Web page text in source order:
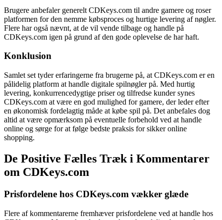
Brugere anbefaler generelt CDKeys.com til andre gamere og roser
platformen for den nemme købsproces og hurtige levering af nøgler.
Flere har også nævnt, at de vil vende tilbage og handle på
CDKeys.com igen på grund af den gode oplevelse de har haft.
Konklusion
Samlet set tyder erfaringerne fra brugerne på, at CDKeys.com er en
pålidelig platform at handle digitale spilnøgler på. Med hurtig
levering, konkurrencedygtige priser og tilfredse kunder synes
CDKeys.com at være en god mulighed for gamere, der leder efter
en økonomisk fordelagtig måde at købe spil på. Det anbefales dog
altid at være opmærksom på eventuelle forbehold ved at handle
online og sørge for at følge bedste praksis for sikker online
shopping.
De Positive Fælles Træk i Kommentarer
om CDKeys.com
Prisfordelene hos CDKeys.com vækker glæde
Flere af kommentarerne fremhæver prisfordelene ved at handle hos